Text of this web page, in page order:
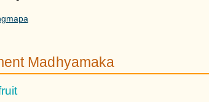
Madhyamaka